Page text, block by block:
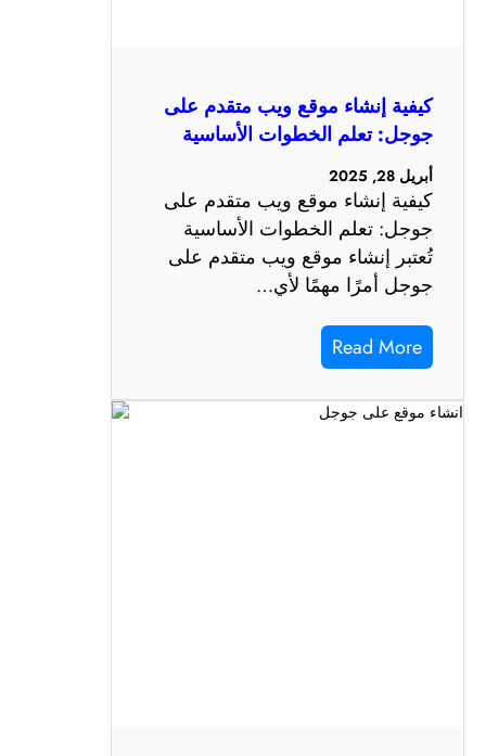
كيفية إنشاء موقع ويب متقدم على
جوجل: تعلم الخطوات الأساسية
أبريل 28, 2025
كيفية إنشاء موقع ويب متقدم على
جوجل: تعلم الخطوات الأساسية
تُعتبر إنشاء موقع ويب متقدم على
جوجل أمرًا مهمًا لأي…
Read More